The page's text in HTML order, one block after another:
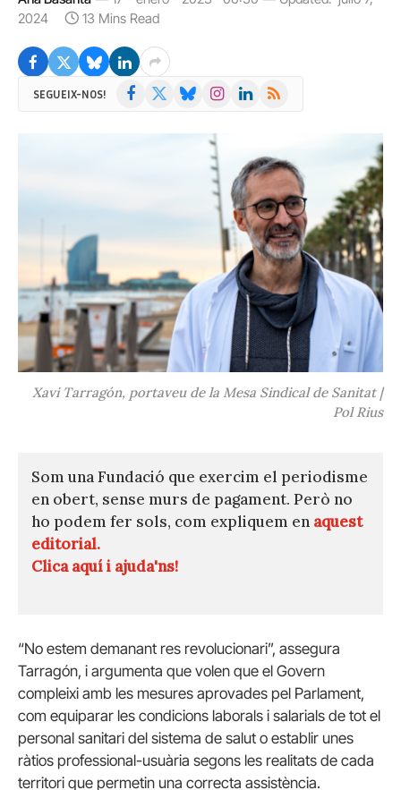
2024
13 Mins Read
SEGUEIX-NOS! Facebook BlueskyInstagramLinkedIn
RSS
Xavi Tarragón, portaveu de la Mesa Sindical de Sanitat |
Pol Rius
Som una Fundació que exercim el periodisme
en obert, sense murs de pagament. Però no
ho podem fer sols, com expliquem en aquest
editorial.
Clica aquí i ajuda'ns!
“No estem demanant res revolucionari”, assegura
Tarragón, i argumenta que volen que el Govern
compleixi amb les mesures aprovades pel Parlament,
com equiparar les condicions laborals i salarials de tot el
personal sanitari del sistema de salut o establir unes
ràtios professional-usuària segons les realitats de cada
territori que permetin una correcta assistència.